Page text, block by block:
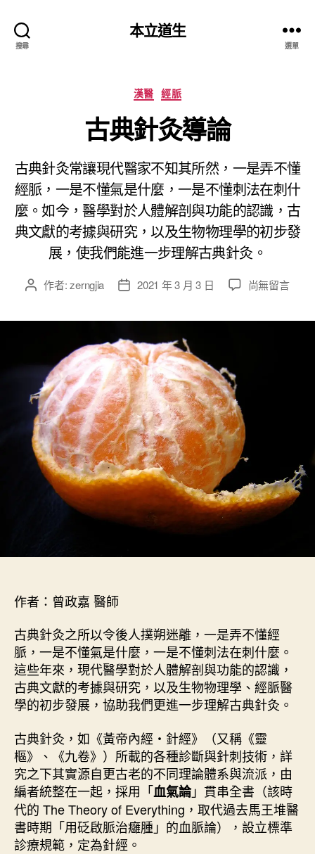
搜尋
本立道生
選單
分
類
漢醫 經脈
古典針灸導論
古典針灸常讓現代醫家不知其所然，一是弄不懂
經脈，一是不懂氣是什麼，一是不懂刺法在刺什
麼。如今，醫學對於人體解剖與功能的認識，古
典文獻的考據與研究，以及生物物理學的初步發
展，使我們能進一步理解古典針灸。
文 作者:zerngjia
文
日
期
2021 年 3 月 3 日
在
尚無留言
作者：曾政嘉 醫師
古典針灸之所以令後人撲朔迷離，一是弄不懂經
脈，一是不懂氣是什麼，一是不懂刺法在刺什麼。
這些年來，現代醫學對於人體解剖與功能的認識，
古典文獻的考據與研究，以及生物物理學、經脈醫
學的初步發展，協助我們更進一步理解古典針灸。
古典針灸，如《黃帝內經・針經》（又稱《靈
樞》、《九卷》）所載的各種診斷與針刺技術，詳
究之下其實源自更古老的不同理論體系與流派，由
編者統整在一起，採用「血氣論」貫串全書（該時
代的 The Theory of Everything，取代過去馬王堆醫
書時期「用砭啟脈治癰腫」的血脈論），設立標準
診療規範，定為針經。